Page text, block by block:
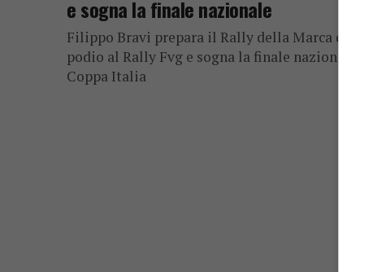
e sogna la finale nazionale
Filippo Bravi prepara il Rally della Marca dopo il
podio al Rally Fvg e sogna la finale nazionale di
Coppa Italia